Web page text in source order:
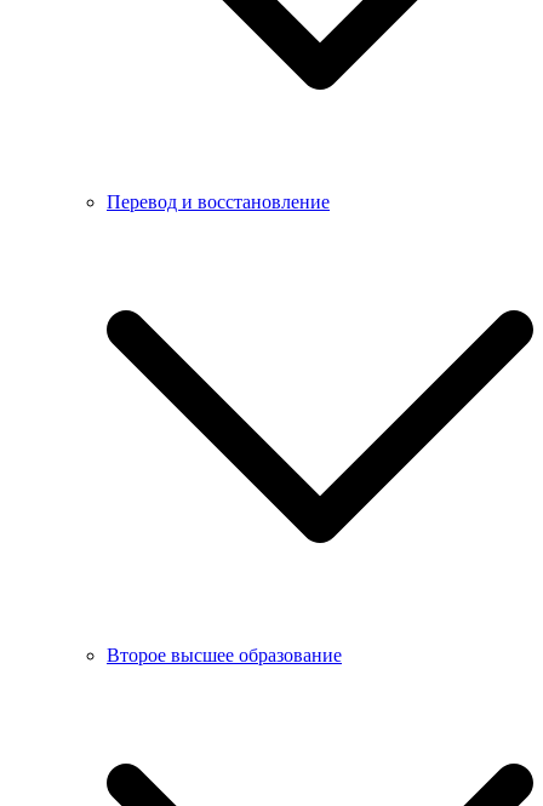
Перевод и восстановление
Второе высшее образование